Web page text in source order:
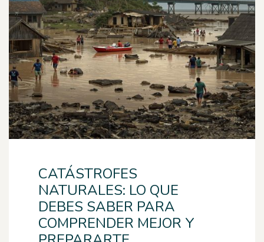
CATÁSTROFES
NATURALES: LO QUE
DEBES SABER PARA
COMPRENDER MEJOR Y